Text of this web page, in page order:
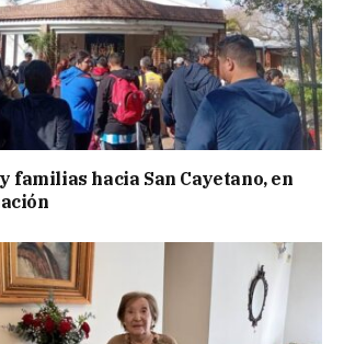
familias hacia San Cayetano, en